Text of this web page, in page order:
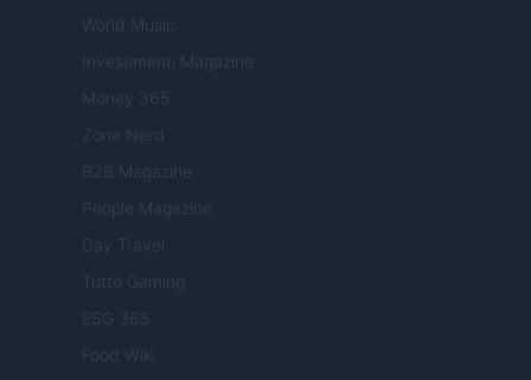
World Music
Investimenti Magazine
Money 365
Zona Nerd
B2B Magazine
People Magazine
Day Travel
Tutto Gaming
ESG 365
Food Wiki